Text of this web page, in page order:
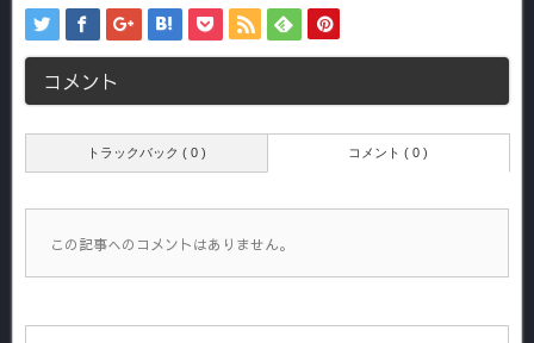
コメント
トラックバック ( 0 ) コメント ( 0 )
この記事へのコメントはありません。